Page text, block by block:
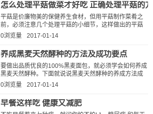
怎么处理平菇做菜才好吃 正确处理平菇的
平菇是价廉物美的保健养生食材，但用平菇制作菜肴之
前，必须注意几个处理平菇的小细节，这样做出的平菇
才特别鲜嫩好吃。 在介绍平菇的...
0浏览量 2017-01-14
养成黑麦天然酵种的方法及成功要点
要做出品质优良的100%黑麦面包，就必须学会如何养成
黑麦天然酵种。下面就说说黑麦天然酵种的养成方法成
功要点，让你轻松学会培养纯天...
0浏览量 2017-01-14
早餐这样吃 健康又减肥